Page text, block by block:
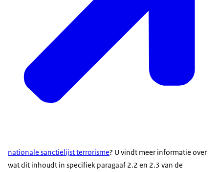
nationale sanctielijst terrorisme? U vindt meer informatie over
wat dit inhoudt in specifiek paragaaf 2.2 en 2.3 van de